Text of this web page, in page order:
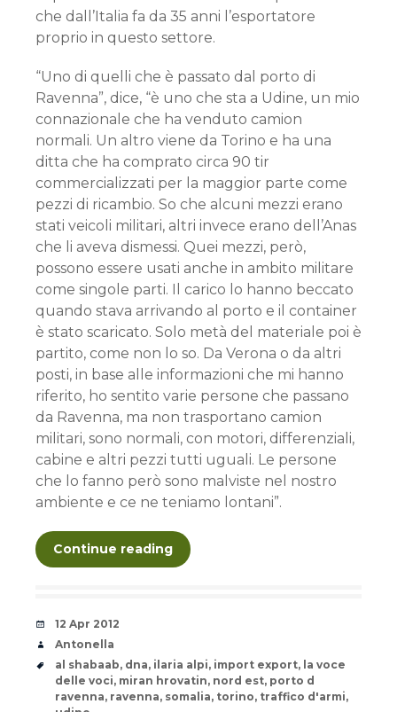
che dall’Italia fa da 35 anni l’esportatore
proprio in questo settore.
“Uno di quelli che è passato dal porto di
Ravenna”, dice, “è uno che sta a Udine, un mio
connazionale che ha venduto camion
normali. Un altro viene da Torino e ha una
ditta che ha comprato circa 90 tir
commercializzati per la maggior parte come
pezzi di ricambio. So che alcuni mezzi erano
stati veicoli militari, altri invece erano dell’Anas
che li aveva dismessi. Quei mezzi, però,
possono essere usati anche in ambito militare
come singole parti. Il carico lo hanno beccato
quando stava arrivando al porto e il container
è stato scaricato. Solo metà del materiale poi è
partito, come non lo so. Da Verona o da altri
posti, in base alle informazioni che mi hanno
riferito, ho sentito varie persone che passano
da Ravenna, ma non trasportano camion
militari, sono normali, con motori, differenziali,
cabine e altri pezzi tutti uguali. Le persone
che lo fanno però sono malviste nel nostro
ambiente e ce ne teniamo lontani”.
Continue reading
Date
12 Apr 2012
Author
Antonella
Tags
al shabaab, dna, ilaria alpi, import export, la voce
delle voci, miran hrovatin, nord est, porto d
ravenna, ravenna, somalia, torino, traffico d'armi,